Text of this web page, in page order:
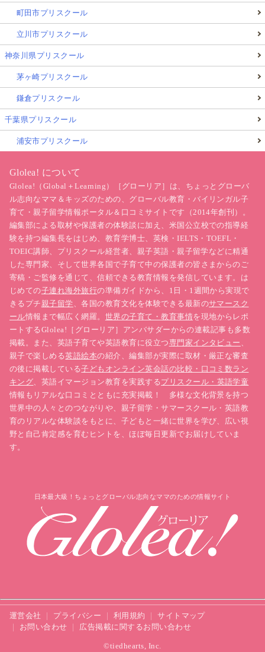
町田市プリスクール
立川市プリスクール
神奈川県プリスクール
茅ヶ崎プリスクール
鎌倉プリスクール
千葉県プリスクール
浦安市プリスクール
Glolea! について
Glolea!（Global＋Learning）［グローリア］は、ちょっとグローバ
ル志向なママ＆キッズのための、グローバル教育・バイリンガル子
育て・親子留学情報ポータル＆口コミサイトです（2014年創刊）。
編集部による取材や保護者の体験談に加え、米国公立校での指導経
験を持つ編集長をはじめ、教育学博士、英検・IELTS・TOEFL・
TOEIC講師、プリスクール経営者、親子英語・親子留学などに精通
した専門家、そして世界各国で子育て中の保護者の皆さまからのご
寄稿・ご監修を通じて、信頼できる教育情報を発信しています。は
じめての子連れ海外旅行の準備ガイドから、1日・1週間から実現で
きるプチ 親子留学 、各国の教育文化を体験できる最新のサマースク
ール情報まで幅広く網羅。 世界の子育て・教育事情を現地からレポ
ートするGlolea!［グローリア］アンバサダーからの連載記事も多数
掲載。また、英語子育てや英語教育に役立つ専門家インタビュー
親子で楽しめる英語絵本の紹介、編集部が実際に取材・厳正な審査
の後に掲載している子どもオンライン英会話の比較・口コミ数ラン
キング 、英語イマージョン教育を実践するプリスクール・英語学童
情報もリアルな口コミとともに充実掲載！ 多様な文化背景を持つ
世界中の人々とのつながりや、親子留学・サマースクール・英語教
育のリアルな体験談をもとに、子どもと一緒に世界を学び、広い視
野と自己肯定感を育むヒントを、ほぼ毎日更新でお届けしていま
す。
日本最大級！ちょっとグローバル志向なママのための情報サイト
運営会社 プライバシー 利用規約
サイトマップ
お問い合わせ
広告掲載に関するお問い合わせ
©tiedhearts, Inc.